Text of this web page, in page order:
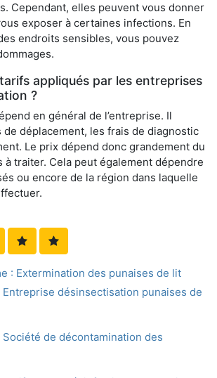
Cependant, elles peuvent vous donner
exposer à certaines infections. En
endroits sensibles, vous pouvez
appliqués par les entreprises
?
en général de l’entreprise. Il
déplacement, les frais de diagnostic
Le prix dépend donc grandement du
à traiter. Cela peut également dépendre
ou encore de la région dans laquelle
: Extermination des punaises de lit
désinsectisation punaises de
de décontamination des